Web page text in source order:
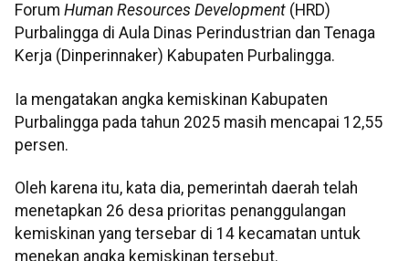
Forum Human Resources Development (HRD)
Purbalingga di Aula Dinas Perindustrian dan Tenaga
Kerja (Dinperinnaker) Kabupaten Purbalingga.
Ia mengatakan angka kemiskinan Kabupaten
Purbalingga pada tahun 2025 masih mencapai 12,55
persen.
Oleh karena itu, kata dia, pemerintah daerah telah
menetapkan 26 desa prioritas penanggulangan
kemiskinan yang tersebar di 14 kecamatan untuk
menekan angka kemiskinan tersebut.